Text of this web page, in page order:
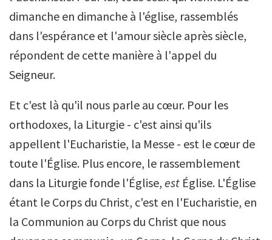
dimanche en dimanche à l'église, rassemblés
dans l'espérance et l'amour siècle après siècle,
répondent de cette manière à l'appel du
Seigneur.
Et c'est là qu'il nous parle au cœur. Pour les
orthodoxes, la Liturgie - c'est ainsi qu'ils
appellent l'Eucharistie, la Messe - est le cœur de
toute l'Église. Plus encore, le rassemblement
dans la Liturgie fonde l'Église, est Église. L'Église
étant le Corps du Christ, c'est en l'Eucharistie, en
la Communion au Corps du Christ que nous